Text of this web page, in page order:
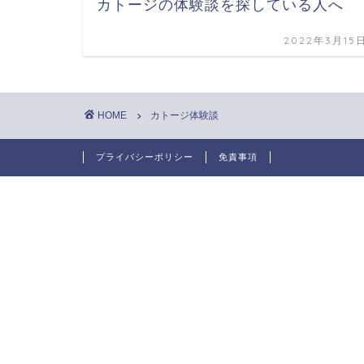
カトージの体験談を探している人へ
2022年3月15
HOME カトージ体験談
プライバシーポリシー 免責事項